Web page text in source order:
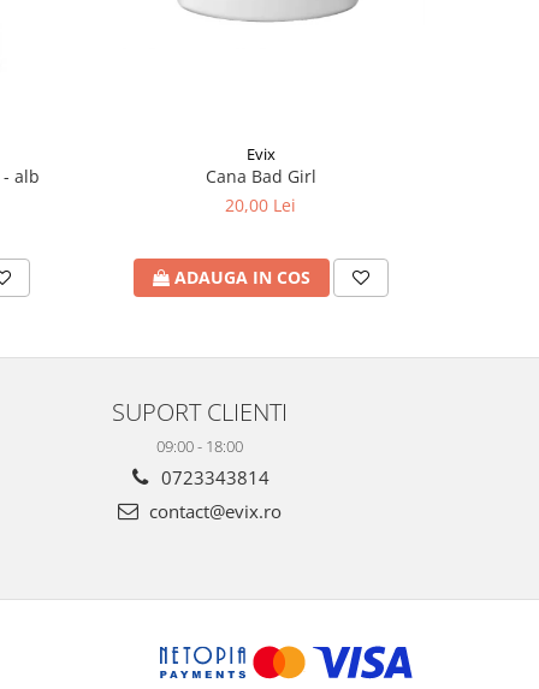
alb
Evix
Cana Bad Girl
20,00 Lei
ADAUGA IN COS
SUPORT CLIENTI
09:00 - 18:00
0723343814
contact@evix.ro